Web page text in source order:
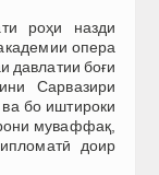
роҳи назди
опера
давлатии боғи
Сарвазири
бо иштироки
муваффақ,
доир